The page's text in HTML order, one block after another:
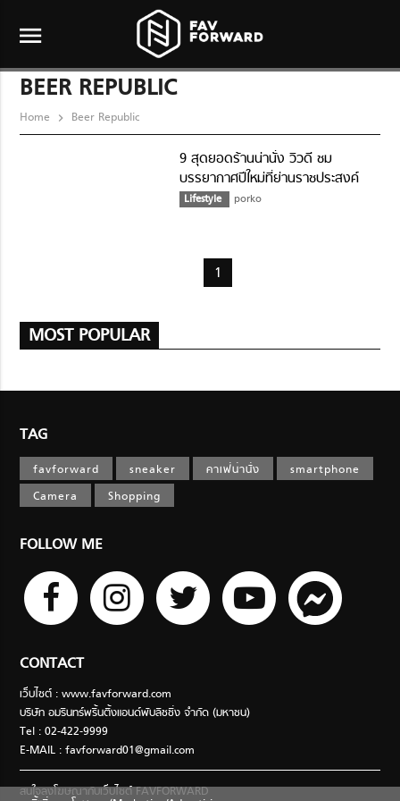
menu
BEER REPUBLIC
Home Beer Republic
9 สุดยอดร้านน่านั่ง วิวดี ชม
บรรยากาศปีใหม่ที่ย่านราชประสงค์
Lifestyle porko
1
MOST POPULAR
TAG
favforward sneaker คาเฟ่น่านั่ง
smartphone
Camera
Shopping
FOLLOW ME
CONTACT
เว็บไซต์ : www.favforward.com
บริษัท อมรินทร์พริ้นติ้งแอนด์พับลิชชิ่ง จำกัด (มหาชน)
Tel : 02-422-9999
E-MAIL :favforward01@gmail.com
สนใจลงโฆษณากับเว็บไซต์ FAVFORWARD